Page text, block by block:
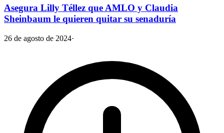
Asegura Lilly Téllez que AMLO y Claudia
Sheinbaum le quieren quitar su senaduría
26 de agosto de 2024·